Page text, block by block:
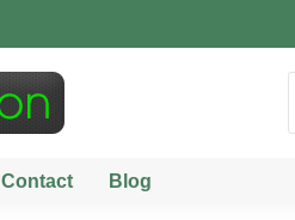
Contact Blog